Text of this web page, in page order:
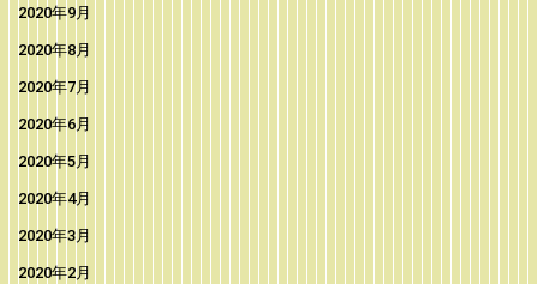
2020年9月
2020年8月
2020年7月
2020年6月
2020年5月
2020年4月
2020年3月
2020年2月